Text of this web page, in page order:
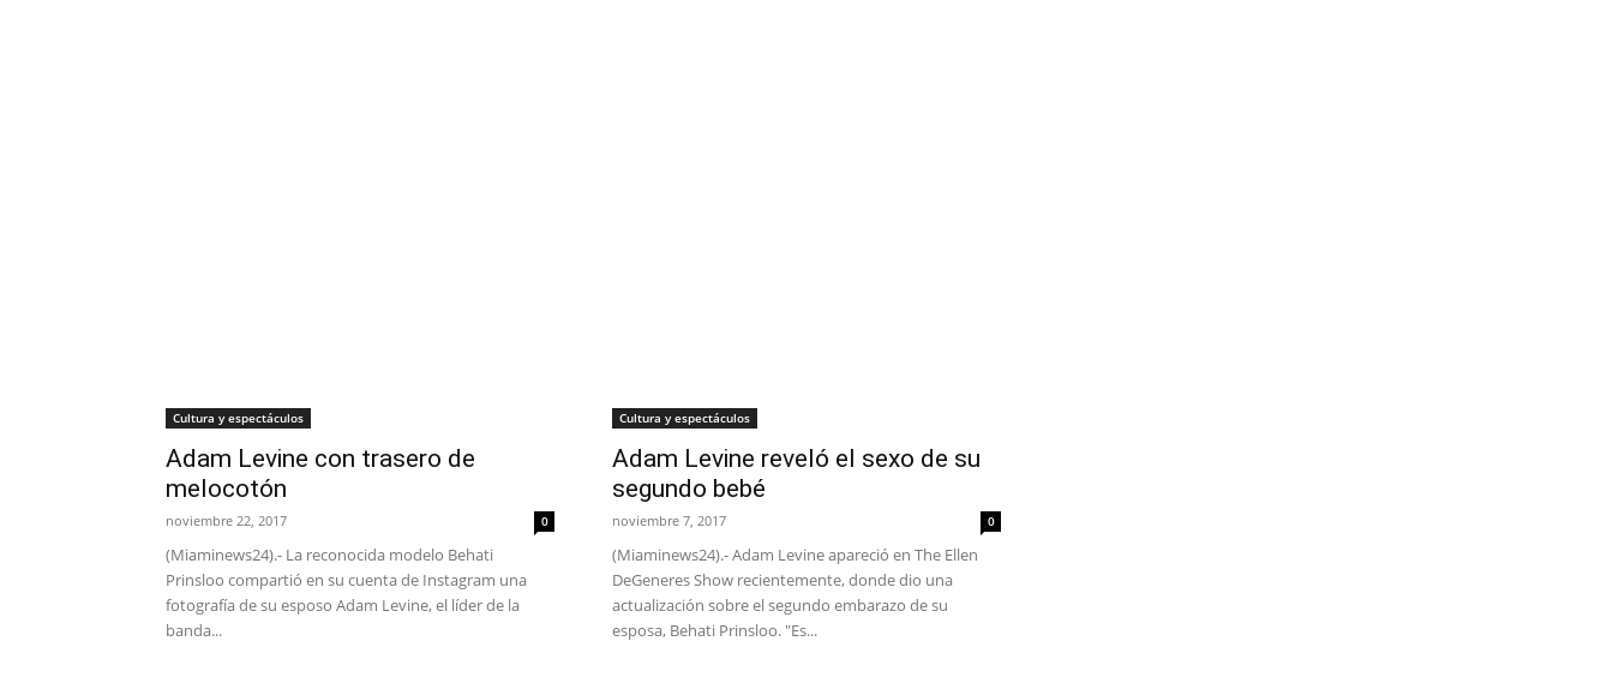
Cultura y espectáculos
Adam Levine con trasero de
melocotón
noviembre 22, 2017 0
(Miaminews24).- La reconocida modelo Behati
Prinsloo compartió en su cuenta de Instagram una
fotografía de su esposo Adam Levine, el líder de la
banda...
Cultura y espectáculos
Adam Levine reveló el sexo de su
segundo bebé
noviembre 7, 2017 0
(Miaminews24).- Adam Levine apareció en The Ellen
DeGeneres Show recientemente, donde dio una
actualización sobre el segundo embarazo de su
esposa, Behati Prinsloo. "Es...